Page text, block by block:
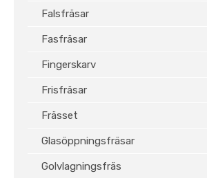
Falsfräsar
Fasfräsar
Fingerskarv
Frisfräsar
Frässet
Glasöppningsfräsar
Golvlagningsfräs